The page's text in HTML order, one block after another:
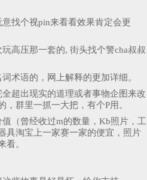
找个视pin来看看效果肯定会更
高压那一套的, 街头找个警cha叔叔
术语的，网上解释的更加详细。
超出现实的道理或者事物企图来改
群里一抓一大把，有个P用。
（曾经收过m的数量，Kb照片，工
具淘宝上一家赛一家的便宜，照片
看。